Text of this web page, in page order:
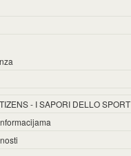
- I SAPORI DELLO SPORT